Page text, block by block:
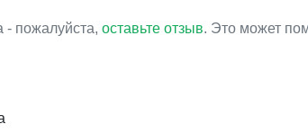
- пожалуйста, оставьте отзыв. Это может